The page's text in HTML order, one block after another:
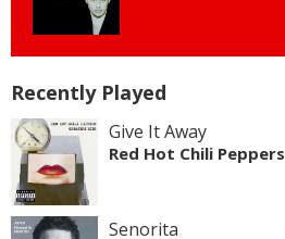
Recently Played
Give It Away
Red Hot Chili Peppers
Senorita